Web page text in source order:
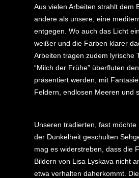
Aus vielen Arbeiten strahlt dem
andere als unsere, eine
entgegen. Wo auch das Licht
weißer und die Farben klarer
Arbeiten tragen zudem lyrische
“Milch der Frühe” überfluten
präsentiert werden, mit
Feldern, endlosen Meeren und
Unseren tradierten, fast möchte
der Dunkelheit geschulten
mag es widerstreben, dass die
Bildern von Lisa Lyskava nicht
etwa verhalten daherkommt.